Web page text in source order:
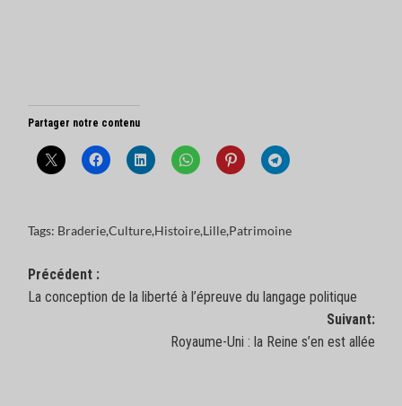
Partager notre contenu
Tags: Braderie,Culture,Histoire,Lille,Patrimoine
Navigation
d’article
Précédent :
La conception de la liberté à l’épreuve du langage politique
Suivant:
Royaume-Uni : la Reine s’en est allée